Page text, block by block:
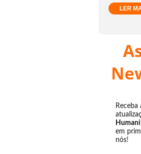
LER
Receba
em
nós!